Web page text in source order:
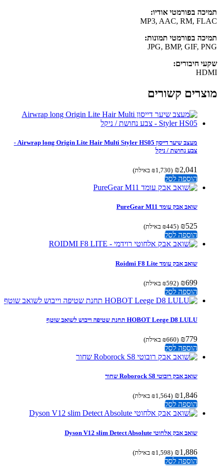
בפורמטי אודיו:
MP3, AAC, RM,
בפורמטי תמונות:
JPG, BMP, GIF,
חיבורים:
קשורים
מעצב שיער דייסון Airwrap long Origin Lite Hair Multi Styler HS05 -
צבע נחושת / ניקל
₪2,041
(
₪1,730 באילת)
הוספה לסל
שואב אבק עומד PureGear M11
₪
(
₪ 445 באילת)
הוספה לסל
‏שואב אבק עומד Roidmi F8 Lite
₪
(
₪ 592 באילת)
הוספה לסל
HOBOT Leege D8 LULU תחנת שטיפה וייבוש לשואב שוטף
₪
(
₪ 660 באילת)
הוספה לסל
שואב אבק רובוטי Roborock S8 שחור
₪1,846
(
₪1,564 באילת)
הוספה לסל
שואב אבק אלחוטי Dyson V12 slim Detect Absolute
₪1,886
(
₪1,598 באילת)
הוספה לסל